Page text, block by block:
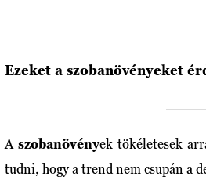
Ezeket a szobanövényeket
A szobanövények tökéletesek
tudni, hogy a trend nem csupán a